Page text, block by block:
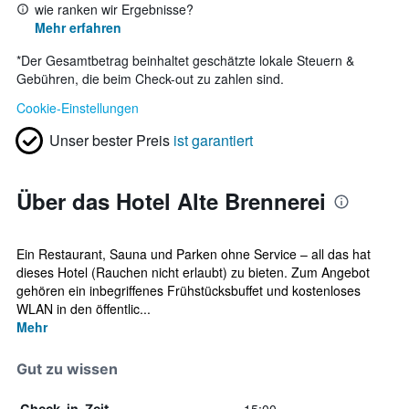
wie ranken wir Ergebnisse?
Mehr erfahren
*Der Gesamtbetrag beinhaltet geschätzte lokale Steuern &
Gebühren, die beim Check-out zu zahlen sind.
Cookie-Einstellungen
Unser bester Preis ist garantiert
Über das Hotel Alte Brennerei
Ein Restaurant, Sauna und Parken ohne Service – all das hat
dieses Hotel (Rauchen nicht erlaubt) zu bieten. Zum Angebot
gehören ein inbegriffenes Frühstücksbuffet und kostenloses
WLAN in den öffentlic...
Mehr
Gut zu wissen